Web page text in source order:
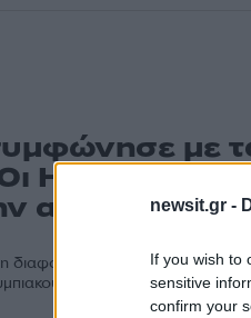
newsit.gr -
If you wish to
sensitive
confirm your
με
ΗΠΑ είναι
ανάπτυξη
διαφορά του ευρωπαϊκού με το
σχολίασε την άποψή του